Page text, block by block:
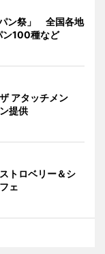
ン祭」 全国各地
ン100種など
アタッチメン
提供
トロベリー＆シ
ェ